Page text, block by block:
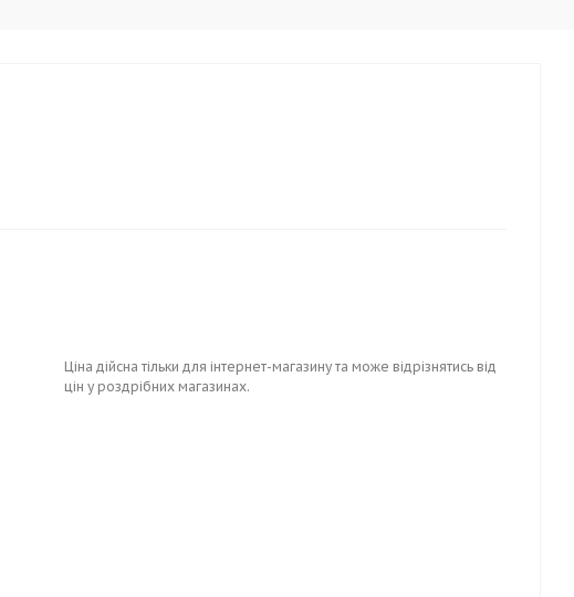
Ціна дійсна тільки для інтернет-магазину та може відрізнятись від
цін у роздрібних магазинах.